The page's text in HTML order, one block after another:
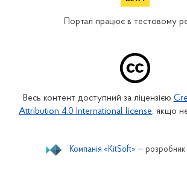
Портал працює в тестовому
Весь контент доступний за ліцензією
Attribution 4.0 International license, якщо
Компанія «KitSoft» — розробник